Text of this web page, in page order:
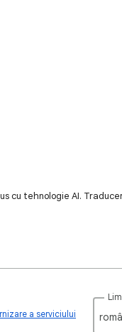
cu tehnologie AI.
a serviciului